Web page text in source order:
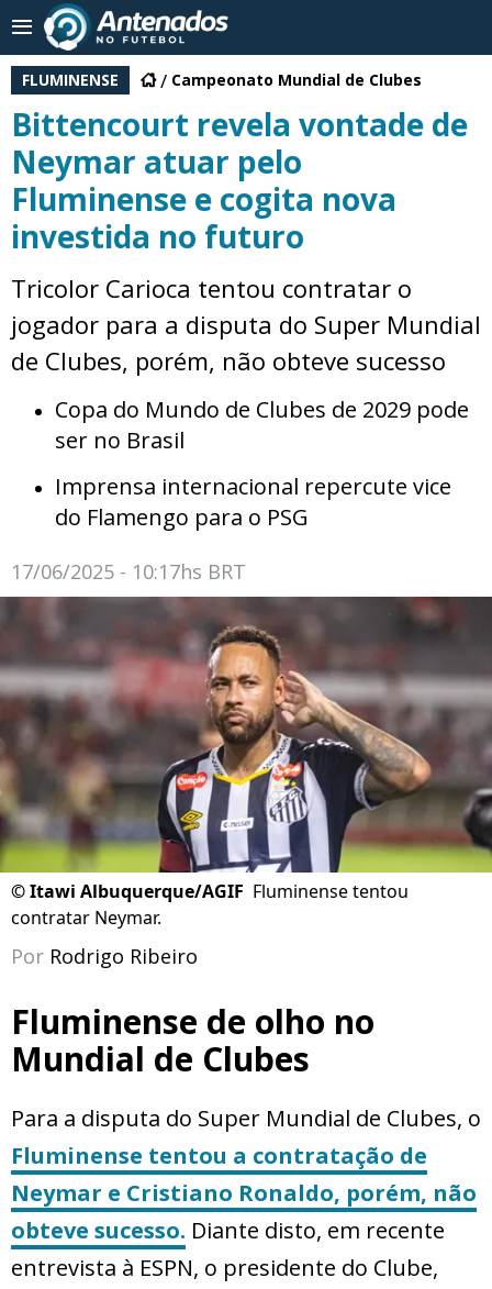
FLUMINENSE Campeonato Mundial de Clubes
Bittencourt revela vontade de
Neymar atuar pelo
Fluminense e cogita nova
investida no futuro
Tricolor Carioca tentou contratar o
jogador para a disputa do Super Mundial
de Clubes, porém, não obteve sucesso
Copa do Mundo de Clubes de 2029 pode
ser no Brasil
Imprensa internacional repercute vice
do Flamengo para o PSG
17/06/2025 - 10:17hs BRT
©Itawi Albuquerque/AGIF Fluminense tentou
contratar Neymar.
Por Rodrigo Ribeiro
Fluminense de olho no
Mundial de Clubes
Para a disputa do Super Mundial de Clubes, o
Fluminense tentou a contratação de
Neymar e Cristiano Ronaldo, porém, não
obteve sucesso. Diante disto, em recente
entrevista à ESPN, o presidente do Clube,